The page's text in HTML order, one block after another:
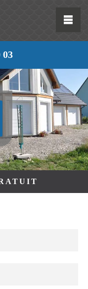
03